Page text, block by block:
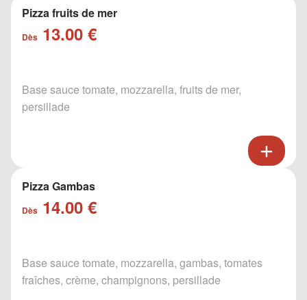
Pizza fruits de mer
Dès 13.00 €
Base sauce tomate, mozzarella, fruits de mer,
persillade
Pizza Gambas
Dès 14.00 €
Base sauce tomate, mozzarella, gambas, tomates
fraîches, crème, champignons, persillade